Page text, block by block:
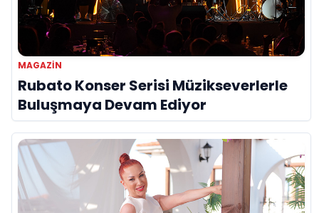
MAGAZIN
Rubato Konser Serisi Müzikseverlerle
Buluşmaya Devam Ediyor